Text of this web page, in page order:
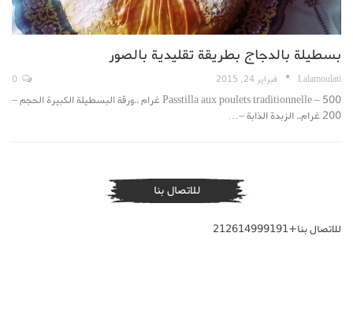
بسطيلة بالدجاج بطريقة تقليدية بالصور
Lalamoulati فبراير 24, 2015
Passtilla aux poulets traditionnelle – 500 غرام ..ورقة البسطيلة الكبيرة الحجم –
200 غرام.. الزبدة الذابة –…
للاتصال بنا
للاتصال بنا+212614999191